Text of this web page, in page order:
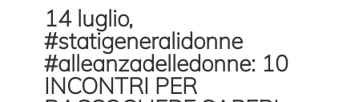
14 luglio,
#statigeneralidonne
#alleanzadelledonne: 10
INCONTRI PER